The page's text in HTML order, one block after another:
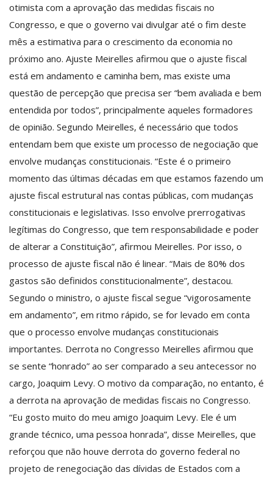
otimista com a aprovação das medidas fiscais no
Congresso, e que o governo vai divulgar até o fim deste
mês a estimativa para o crescimento da economia no
próximo ano. Ajuste Meirelles afirmou que o ajuste fiscal
está em andamento e caminha bem, mas existe uma
questão de percepção que precisa ser “bem avaliada e bem
entendida por todos”, principalmente aqueles formadores
de opinião. Segundo Meirelles, é necessário que todos
entendam bem que existe um processo de negociação que
envolve mudanças constitucionais. “Este é o primeiro
momento das últimas décadas em que estamos fazendo um
ajuste fiscal estrutural nas contas públicas, com mudanças
constitucionais e legislativas. Isso envolve prerrogativas
legítimas do Congresso, que tem responsabilidade e poder
de alterar a Constituição”, afirmou Meirelles. Por isso, o
processo de ajuste fiscal não é linear. “Mais de 80% dos
gastos são definidos constitucionalmente”, destacou.
Segundo o ministro, o ajuste fiscal segue “vigorosamente
em andamento”, em ritmo rápido, se for levado em conta
que o processo envolve mudanças constitucionais
importantes. Derrota no Congresso Meirelles afirmou que
se sente “honrado” ao ser comparado a seu antecessor no
cargo, Joaquim Levy. O motivo da comparação, no entanto, é
a derrota na aprovação de medidas fiscais no Congresso.
“Eu gosto muito do meu amigo Joaquim Levy. Ele é um
grande técnico, uma pessoa honrada”, disse Meirelles, que
reforçou que não houve derrota do governo federal no
projeto de renegociação das dívidas de Estados com a